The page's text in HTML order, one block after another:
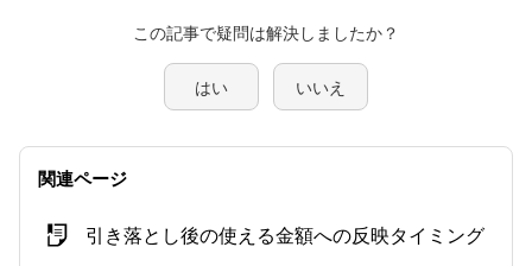
この記事で疑問は解決しましたか？
はい いいえ
関連ページ
引き落とし後の使える金額への反映タイミング